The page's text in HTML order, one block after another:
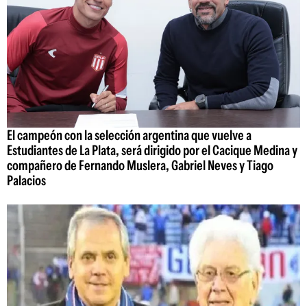
El campeón con la selección argentina que vuelve a
Estudiantes de La Plata, será dirigido por el Cacique Medina y
compañero de Fernando Muslera, Gabriel Neves y Tiago
Palacios